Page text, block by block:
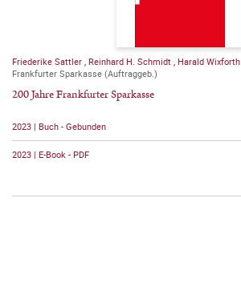
Friederike Sattler Reinhard H. Schmidt Harald Wixforth
Frankfurter Sparkasse (Auftraggeb.)
200 Jahre Frankfurter Sparkasse
2023 | Buch - Gebunden
2023 | E-Book - PDF